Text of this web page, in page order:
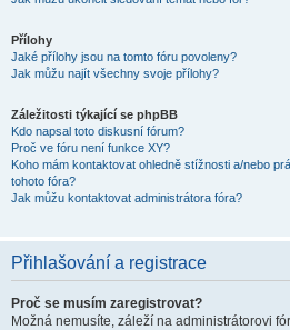
Přílohy
Jaké přílohy jsou na tomto fóru povoleny?
Jak můžu najít všechny svoje přílohy?
Záležitosti týkající se phpBB
Kdo napsal toto diskusní fórum?
Proč ve fóru není funkce XY?
Koho mám kontaktovat ohledně stížnosti a/nebo
tohoto fóra?
Jak můžu kontaktovat administrátora fóra?
Přihlašování a registrace
Proč se musím zaregistrovat?
Možná nemusíte, záleží na administrátorovi